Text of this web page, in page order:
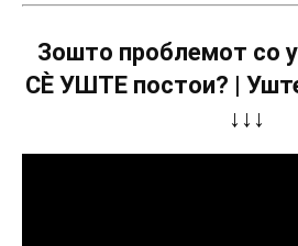
Зошто проблемот со
СÈ УШТЕ постои? |
↓↓↓